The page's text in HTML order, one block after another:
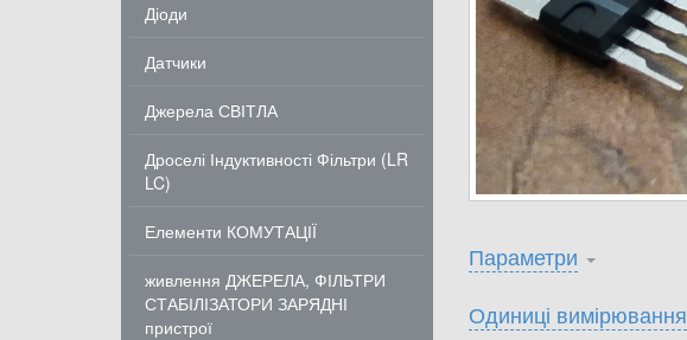
Діоди
Датчики
Джерела СВІТЛА
Дроселі Індуктивності Фільтри (LR
LC)
Елементи КОМУТАЦІЇ
живлення ДЖЕРЕЛА, ФІЛЬТРИ
СТАБІЛІЗАТОРИ ЗАРЯДНІ
пристрої
Параметри
Одиниці вимірювання